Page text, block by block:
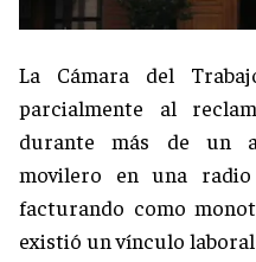
La Cámara del
parcialmente al
durante más de un
movilero en una
facturando como
existió un vínculo